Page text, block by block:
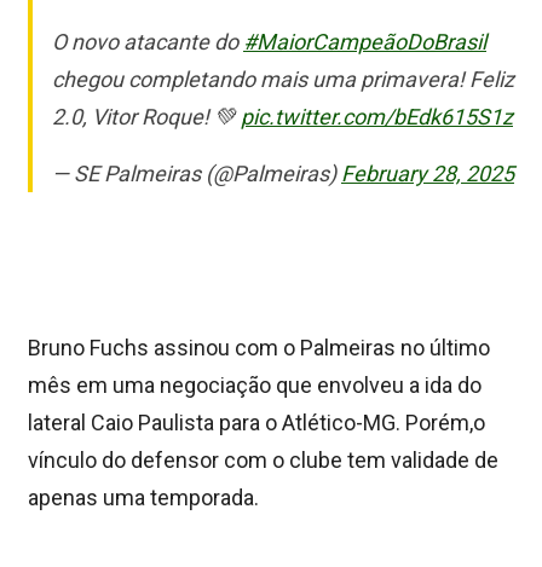
O novo atacante do #MaiorCampeãoDoBrasil
chegou completando mais uma primavera! Feliz
2.0, Vitor Roque! 💚pic.twitter.com/bEdk615S1z
— SE Palmeiras (@Palmeiras)February 28, 2025
Bruno Fuchs assinou com o Palmeiras no último
mês em uma negociação que envolveu a ida do
lateral Caio Paulista para o Atlético-MG. Porém,o
vínculo do defensor com o clube tem validade de
apenas uma temporada.